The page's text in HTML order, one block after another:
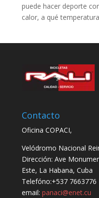
puede hacer deporte
calor, a qué
Contacto
Oficina COPACI,
Velódromo Nacional
Dirección: Ave
Este, La Habana, Cuba
Telefóno:+537 7663776
email: panaci@enet.cu